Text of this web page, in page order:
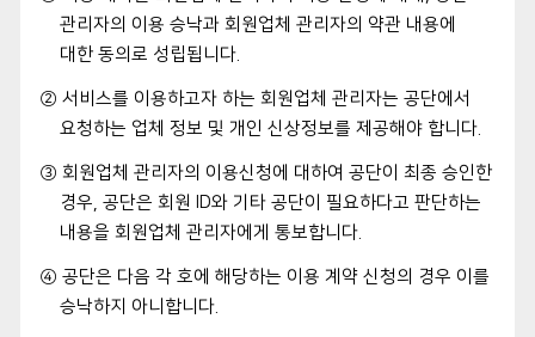
관리자의 이용 승낙과 회원업체 관리자의 약관 내용에
대한 동의로 성립됩니다.
② 서비스를 이용하고자 하는 회원업체 관리자는 공단에서
요청하는 업체 정보 및 개인 신상정보를 제공해야 합니다.
③ 회원업체 관리자의 이용신청에 대하여 공단이 최종 승인한
경우, 공단은 회원 ID와 기타 공단이 필요하다고 판단하는
내용을 회원업체 관리자에게 통보합니다.
④ 공단은 다음 각 호에 해당하는 이용 계약 신청의 경우 이를
승낙하지 아니합니다.